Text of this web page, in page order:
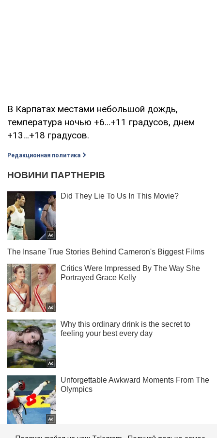
В Карпатах местами небольшой дождь,
температура ночью +6...+11 градусов, днем
+13...+18 градусов.
Редакционная политика